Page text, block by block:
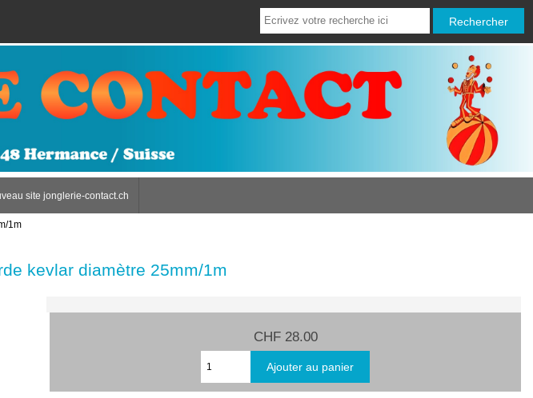
site jonglerie-contact.ch
1m
kevlar diamètre 25mm/1m
CHF 28.00